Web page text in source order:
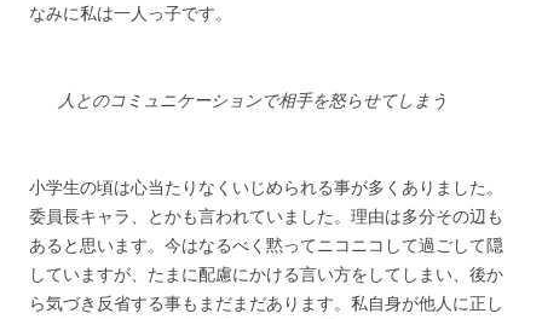
なみに私は一人っ子です。
人とのコミュニケーションで相手を怒らせてしまう
小学生の頃は心当たりなくいじめられる事が多くありました。
委員長キャラ、とかも言われていました。理由は多分その辺も
あると思います。今はなるべく黙ってニコニコして過ごして隠
していますが、たまに配慮にかける言い方をしてしまい、後か
ら気づき反省する事もまだまだあります。私自身が他人に正し